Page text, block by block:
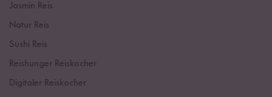
Jasmin Reis
Natur Reis
Sushi Reis
Reishunger Reiskocher
Digitaler Reiskocher